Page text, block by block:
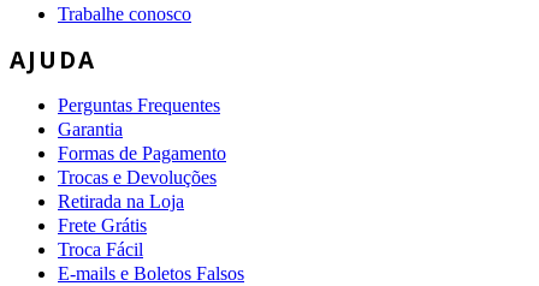
Trabalhe conosco
AJUDA
Perguntas Frequentes
Garantia
Formas de Pagamento
Trocas e Devoluções
Retirada na Loja
Frete Grátis
Troca Fácil
E-mails e Boletos Falsos